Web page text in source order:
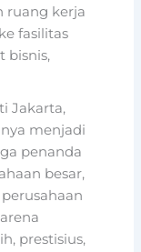
ruang kerja
fasilitas
bisnis,
Jakarta,
menjadi
penanda
besar,
prestisius,